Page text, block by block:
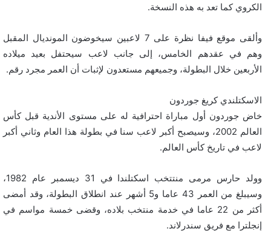
الكروي كما تعد به هذه النسخة.
وألقى موقع فيفا نظرة على 7 لاعبين سيخوضون المونديال المقبل
وهم في عقدهم الخامس، إلى جانب لاعب سيحتفل بعيد ميلاده
الأربعين خلال البطولة، وجميعهم مستعدون لإثبات أن العمر مجرد رقم.
الاسكتلندي كريغ جوردون
خاض جوردون أول مباراة احترافية له على مستوى الأندية قبل كأس
العالم 2002، وسيصبح أكبر لاعب سنا في بطولة هذا العام وثاني أكبر
لاعب في تاريخ كأس العالم.
وولد حارس مرمى منتتخب اسكتلندا في 31 ديسمبر عام 1982،
وسيبلغ من العمر 43 عاما و5 أشهر عند انطلاق البطولة، وقد أمضى
أكثر من 22 عاما في خدمة منتخب بلاده، وقضى خمسة مواسم في
إنجلترا مع فريق سندرلاند.